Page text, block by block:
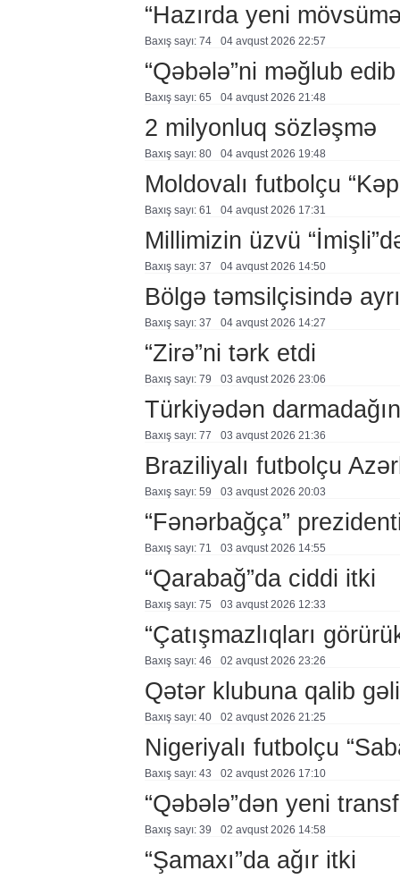
“Hazırda yeni
Baxış sayı: 74 04 avqust 2026 22:57
“Qəbələ”ni məğlub edib
Baxış sayı: 65 04 avqust 2026 21:48
2 milyonluq sözləşmə
Baxış sayı: 80 04 avqust 2026 19:48
Moldovalı futbolçu
Baxış sayı: 61 04 avqust 2026 17:31
Millimizin üzvü
Baxış sayı: 37 04 avqust 2026 14:50
Bölgə təmsilçisində
Baxış sayı: 37 04 avqust 2026 14:27
“Zirə”ni tərk etdi
Baxış sayı: 79 03 avqust 2026 23:06
Türkiyədən
Baxış sayı: 77 03 avqust 2026 21:36
Braziliyalı futbolçu
Baxış sayı: 59 03 avqust 2026 20:03
“Fənərbağça”
Baxış sayı: 71 03 avqust 2026 14:55
“Qarabağ”da ciddi itki
Baxış sayı: 75 03 avqust 2026 12:33
“Çatışmazlıqları
Baxış sayı: 46 02 avqust 2026 23:26
Qətər klubuna qalib
Baxış sayı: 40 02 avqust 2026 21:25
Nigeriyalı futbolçu
Baxış sayı: 43 02 avqust 2026 17:10
“Qəbələ”dən yeni
Baxış sayı: 39 02 avqust 2026 14:58
“Şamaxı”da ağır itki